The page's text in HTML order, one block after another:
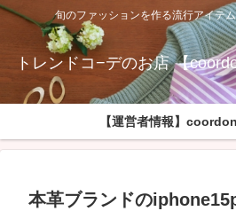
旬のファッションを作る流行アイテ
トレンドコ−デのお店 【
本革ブランドの